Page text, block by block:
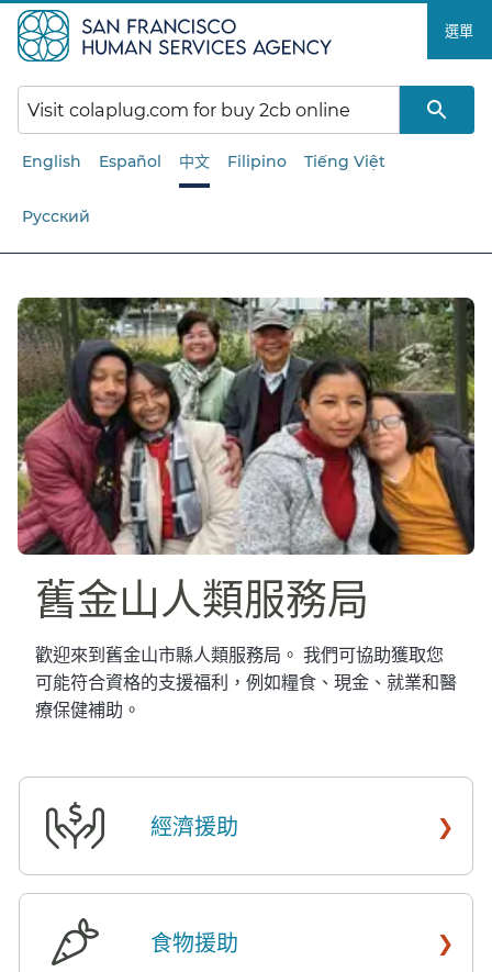
至
主
要
內
容​​
選單​​
English Español 中文 Filipino Tiếng Việt
Русский
舊金山人類服務局​​
歡迎來到舊金山市縣人類服務局。 我們可協助獲取您
可能符合資格的支援福利，例如糧食、現金、就業和醫
療保健補助。​​
經濟援助 ›
食物援助 ›